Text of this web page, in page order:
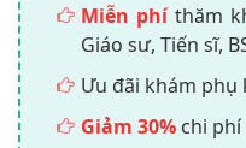
Miễn phíthăm
Giáo sư, Tiến sĩ,
Ưu đãi khám phụ
Giảm 30% chi